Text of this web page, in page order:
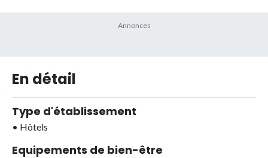
En détail
Type d'établissement
• Hôtels
Equipements de bien-être